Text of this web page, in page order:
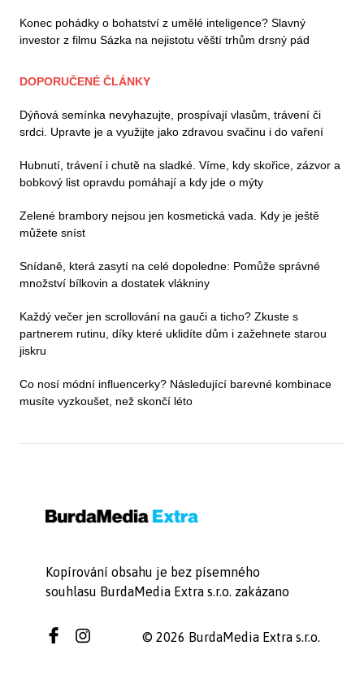
Konec pohádky o bohatství z umělé inteligence? Slavný
investor z filmu Sázka na nejistotu věští trhům drsný pád
DOPORUČENÉ ČLÁNKY
Dýňová semínka nevyhazujte, prospívají vlasům, trávení či
srdci. Upravte je a využijte jako zdravou svačinu i do vaření
Hubnutí, trávení i chutě na sladké. Víme, kdy skořice, zázvor a
bobkový list opravdu pomáhají a kdy jde o mýty
Zelené brambory nejsou jen kosmetická vada. Kdy je ještě
můžete sníst
Snídaně, která zasytí na celé dopoledne: Pomůže správné
množství bílkovin a dostatek vlákniny
Každý večer jen scrollování na gauči a ticho? Zkuste s
partnerem rutinu, díky které uklidíte dům i zažehnete starou
jiskru
Co nosí módní influencerky? Následující barevné kombinace
musíte vyzkoušet, než skončí léto
Kopírování obsahu je bez písemného
souhlasu BurdaMedia Extra s.r.o. zakázano
© 2026 BurdaMedia Extra s.r.o.